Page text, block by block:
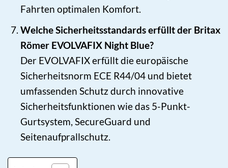
Fahrten optimalen Komfort.
Welche Sicherheitsstandards erfüllt der Britax
Römer EVOLVAFIX Night Blue?
Der EVOLVAFIX erfüllt die europäische
Sicherheitsnorm ECE R44/04 und bietet
umfassenden Schutz durch innovative
Sicherheitsfunktionen wie das 5-Punkt-
Gurtsystem, SecureGuard und
Seitenaufprallschutz.